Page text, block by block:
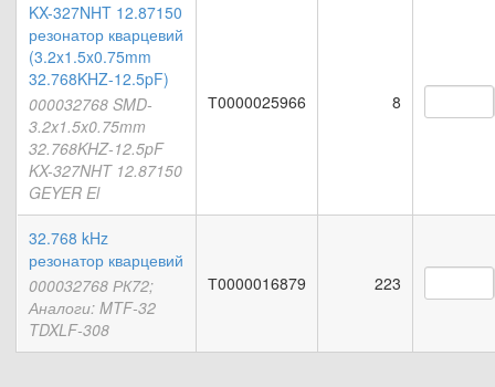
KX-327NHT 12.87150
резонатор кварцевий
(3.2x1.5x0.75mm
32.768KHZ-12.5pF)
000032768 SMD-
3.2x1.5x0.75mm
32.768KHZ-12.5pF
KX-327NHT 12.87150
GEYER El
Т0000025966 8
32.768 kHz
резонатор кварцевий
000032768 РК72;
Аналоги: MTF-32
TDXLF-308
Т0000016879 223